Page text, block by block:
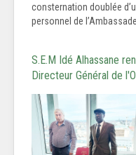
consternation doublée
personnel de l’Ambassade
S.E.M Idé Alhassane
Directeur Général de